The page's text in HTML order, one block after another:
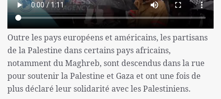
Outre les pays européens et américains, les partisans
de la Palestine dans certains pays africains,
notamment du Maghreb, sont descendus dans la rue
pour soutenir la Palestine et Gaza et ont une fois de
plus déclaré leur solidarité avec les Palestiniens.